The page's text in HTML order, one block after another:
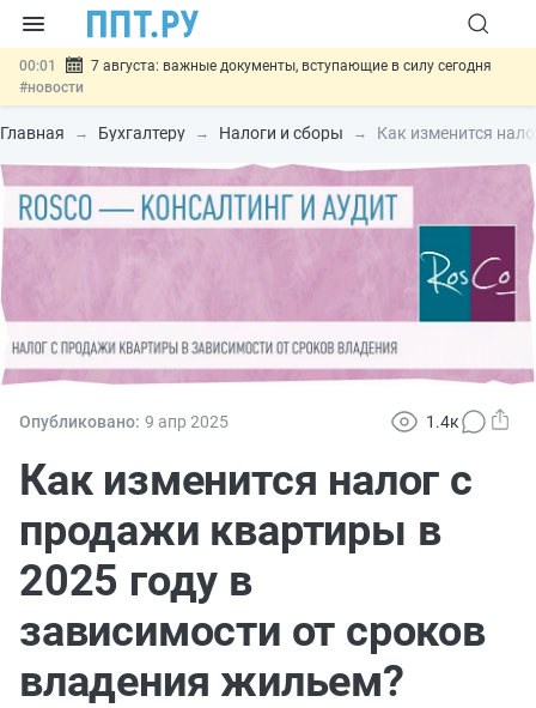
00:01
7 августа: важные документы, вступающие в силу сегодня
#новости
06.08 Минпромторг предложил запретить смешанные лоты
электроники в госзакупках #новости
недружественных стран#новости
06.08 Возврат денег за риелторские услуги при недействительных
сделках: инициатива#новости
Главная Бухгалтеру Налоги и сборы Как изменится
Опубликовано: 9 апр 2025 1.4к
Как изменится налог с
продажи квартиры в
2025 году в
зависимости от сроков
владения жильем?